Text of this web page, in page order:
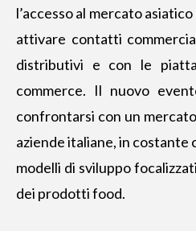
l’accesso al mercato
attivare contatti
distributivi e con le
commerce. Il nuovo
confrontarsi con un
aziende italiane, in costante
modelli di sviluppo
dei prodotti food.